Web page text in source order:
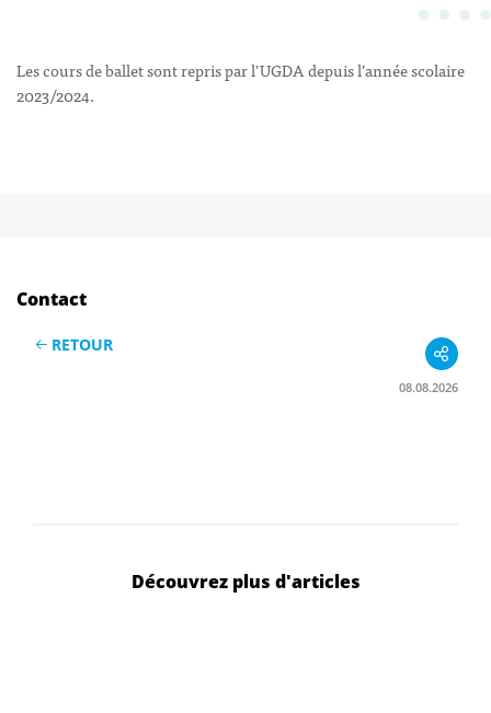
Les cours de ballet sont repris par l’UGDA depuis l’année scolaire
2023/2024.
Contact
RETOUR
08.08.2026
Découvrez plus d'articles